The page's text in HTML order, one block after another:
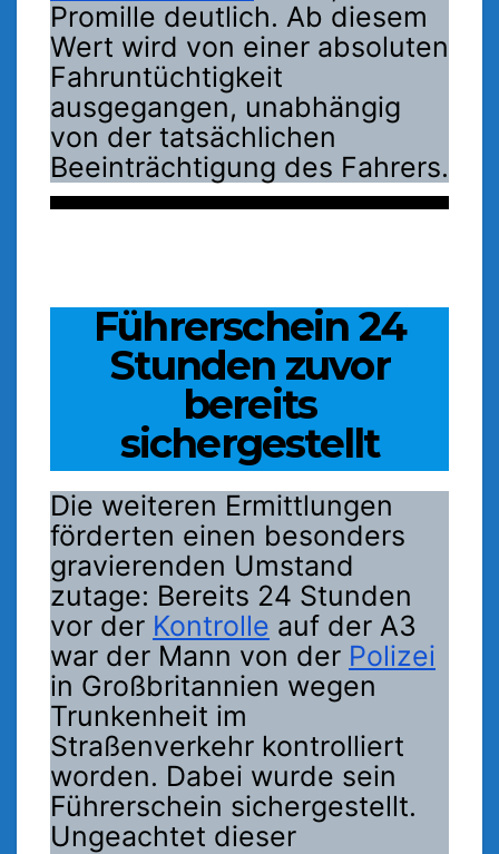
Promille deutlich. Ab diesem
Wert wird von einer absoluten
Fahruntüchtigkeit
ausgegangen, unabhängig
von der tatsächlichen
Beeinträchtigung des Fahrers.
Führerschein 24
Stunden zuvor
bereits
sichergestellt
Die weiteren Ermittlungen
förderten einen besonders
gravierenden Umstand
zutage: Bereits 24 Stunden
vor der Kontrolle auf der A3
war der Mann von der Polizei
in Großbritannien wegen
Trunkenheit im
Straßenverkehr kontrolliert
worden. Dabei wurde sein
Führerschein sichergestellt.
Ungeachtet dieser